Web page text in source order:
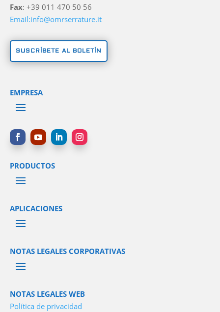
Fax: +39 011 470 50 56
Email:info@omrserrature.it
SUSCRÍBETE AL BOLETÍN
EMPRESA
PRODUCTOS
APLICACIONES
NOTAS LEGALES CORPORATIVAS
NOTAS LEGALES WEB
Política de privacidad